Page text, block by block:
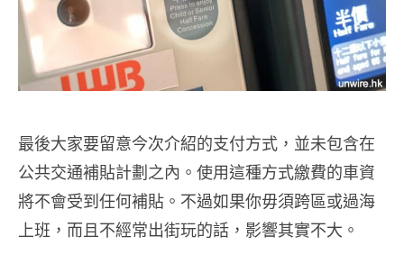
最後大家要留意今次介紹的支付方式，並未包含在
公共交通補貼計劃之內。使用這種方式繳費的車資
將不會受到任何補貼。不過如果你毋須跨區或過海
上班，而且不經常出街玩的話，影響其實不大。